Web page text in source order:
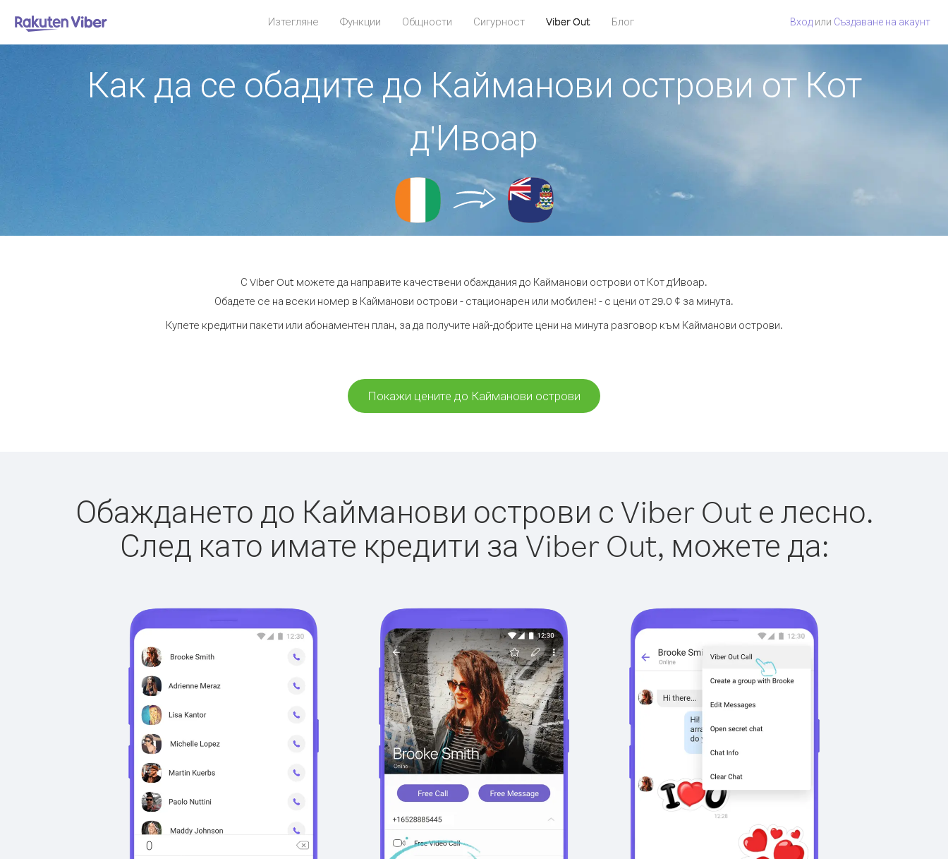
Изтегляне Функции Общности Сигурност Viber Out Блог Вход или Създаване на акаунт
Как да се обадите до Кайманови острови от Кот
д'Ивоар
С Viber Out можете да направите качествени обаждания до Кайманови острови от Кот д'Ивоар.
Обадете се на всеки номер в Кайманови острови - стационарен или мобилен! - с цени от 29.0 ¢ за минута.
Купете кредитни пакети или абонаментен план, за да получите най-добрите цени на минута разговор към Кайманови острови.
Покажи цените до Кайманови острови
Обаждането до Кайманови острови с Viber Out е лесно.
След като имате кредити за Viber Out, можете да: